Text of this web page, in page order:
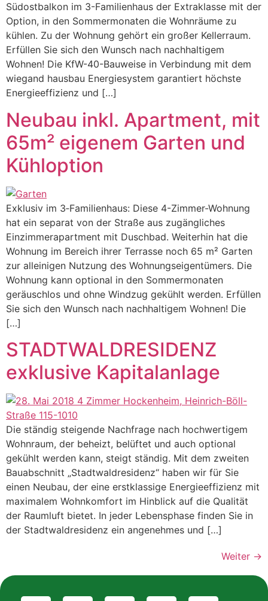
Südostbalkon im 3-Familienhaus der Extraklasse mit der
Option, in den Sommermonaten die Wohnräume zu
kühlen. Zu der Wohnung gehört ein großer Kellerraum.
Erfüllen Sie sich den Wunsch nach nachhaltigem
Wohnen! Die KfW-40-Bauweise in Verbindung mit dem
wiegand hausbau Energiesystem garantiert höchste
Energieeffizienz und […]
Neubau inkl. Apartment, mit
65m² eigenem Garten und
Kühloption
Exklusiv im 3‑Familienhaus: Diese 4-Zimmer-Wohnung
hat ein separat von der Straße aus zugängliches
Einzimmerapartment mit Duschbad. Weiterhin hat die
Wohnung im Bereich ihrer Terrasse noch 65 m² Garten
zur alleinigen Nutzung des Wohnungseigentümers. Die
Wohnung kann optional in den Sommermonaten
geräuschlos und ohne Windzug gekühlt werden. Erfüllen
Sie sich den Wunsch nach nachhaltigem Wohnen! Die
[…]
STADTWALDRESIDENZ
exklusive Kapitalanlage
Die ständig steigende Nachfrage nach hochwertigem
Wohnraum, der beheizt, belüftet und auch optional
gekühlt werden kann, steigt ständig. Mit dem zweiten
Bauabschnitt „Stadtwaldresidenz“ haben wir für Sie
einen Neubau, der eine erstklassige Energieeffizienz mit
maximalem Wohnkomfort im Hinblick auf die Qualität
der Raumluft bietet. In jeder Lebensphase finden Sie in
der Stadtwaldresidenz ein angenehmes und […]
Weiter →